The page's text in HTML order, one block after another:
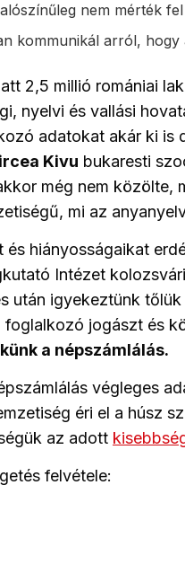
nem mérték fel
kommunikál arról, hogy
2,5 millió romániai
nyelvi és vallási
adatokat akár ki is
Kivu bukaresti
még nem közölte,
mi az
hiányosságaikat
Intézet
után igyekeztünk
foglalkozó jogászt és
a népszámlálás.
végleges
éri el a húsz
az adott
felvétele: